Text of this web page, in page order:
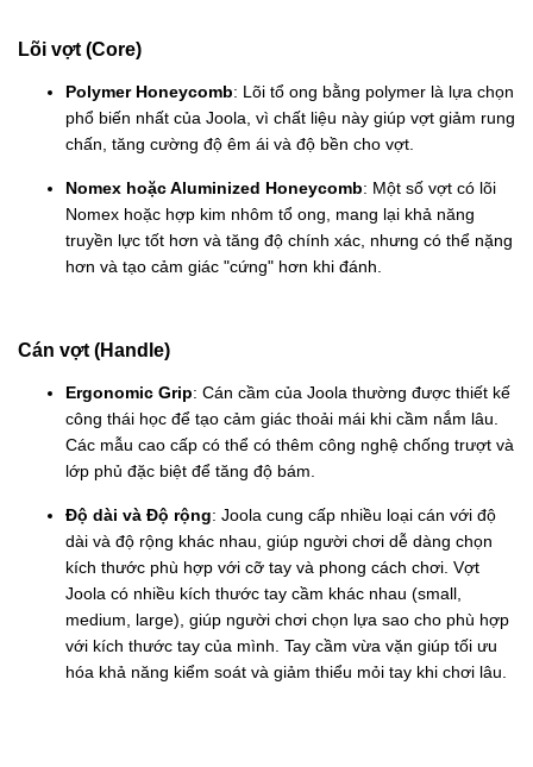
Lõi vợt (Core)
Polymer Honeycomb: Lõi tổ ong bằng polymer là lựa chọn
phổ biến nhất của Joola, vì chất liệu này giúp vợt giảm rung
chấn, tăng cường độ êm ái và độ bền cho vợt.
Nomex hoặc Aluminized Honeycomb: Một số vợt có lõi
Nomex hoặc hợp kim nhôm tổ ong, mang lại khả năng
truyền lực tốt hơn và tăng độ chính xác, nhưng có thể nặng
hơn và tạo cảm giác "cứng" hơn khi đánh.
Cán vợt (Handle)
Ergonomic Grip: Cán cầm của Joola thường được thiết kế
công thái học để tạo cảm giác thoải mái khi cầm nắm lâu.
Các mẫu cao cấp có thể có thêm công nghệ chống trượt và
lớp phủ đặc biệt để tăng độ bám.
Độ dài và Độ rộng: Joola cung cấp nhiều loại cán với độ
dài và độ rộng khác nhau, giúp người chơi dễ dàng chọn
kích thước phù hợp với cỡ tay và phong cách chơi. Vợt
Joola có nhiều kích thước tay cầm khác nhau (small,
medium, large), giúp người chơi chọn lựa sao cho phù hợp
với kích thước tay của mình. Tay cầm vừa vặn giúp tối ưu
hóa khả năng kiểm soát và giảm thiểu mỏi tay khi chơi lâu.